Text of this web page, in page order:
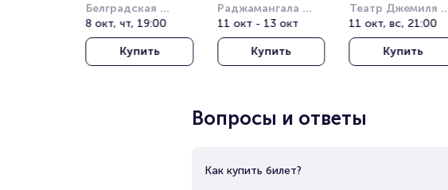
Белградская
Арена (бывш.
Штарк Арена)
8 окт, чт, 19:00
Купить
Раджамангала
Нэшнл Стэдиум
(Rajamangala
National Stadium)
11 окт - 13 окт
Купить
Театр Джемиля
Топузлу под
открытым небом
(Harbiye Cemil
Topuzlu Open Air
11 окт, вс, 21:00
Купить
Вопросы и ответы
Как купить билет?